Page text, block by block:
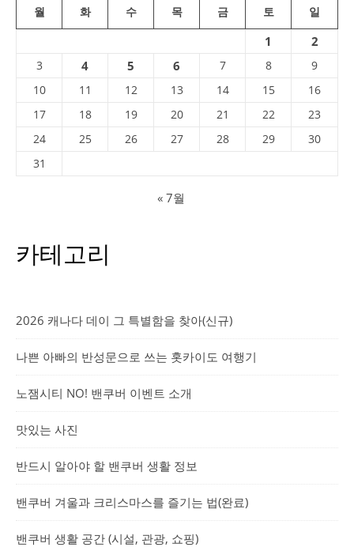
월 화 수 목 금 토 일
1 2
3 4 5 6 7 8
9
10
11 12 13 14 15
16
17
18 19 20 21 22
23
24
25 26 27 28 29
30
31
« 7월
카테고리
2026 캐나다 데이 그 특별함을 찾아(신규)
나쁜 아빠의 반성문으로 쓰는 홋카이도 여행기
노잼시티 NO! 밴쿠버 이벤트 소개
맛있는 사진
반드시 알아야 할 밴쿠버 생활 정보
밴쿠버 겨울과 크리스마스를 즐기는 법(완료)
밴쿠버 생활 공간 (시설, 관광, 쇼핑)